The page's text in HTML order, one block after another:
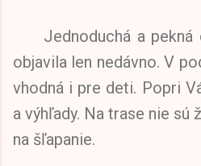
Jednoduchá a pekná
objavila len nedávno. V
vhodná i pre deti. Popri
a výhľady. Na trase nie sú
na šľapanie.